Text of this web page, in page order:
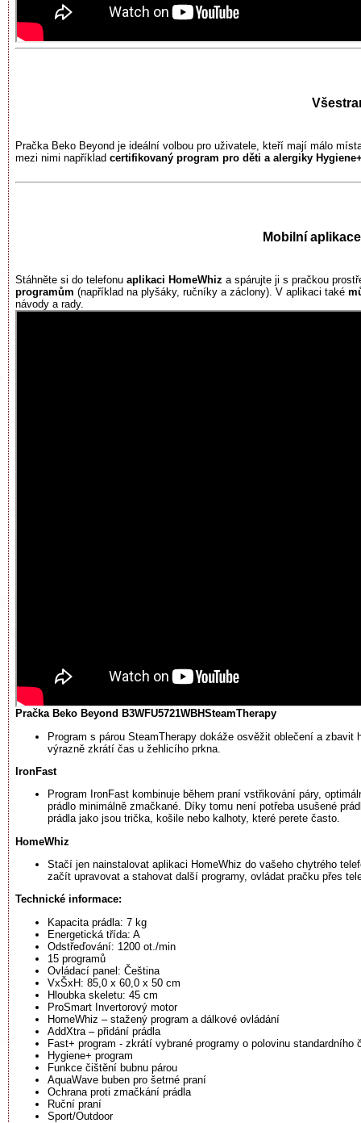
Pračka Beko Beyond je ideální volbou pro uživatele, kteří mají málo
mezi nimi například certifikovaný program pro děti a alergiky
Mobilní
Stáhněte si do telefonu aplikaci HomeWhiz a spárujte ji s pračkou
programům (například na plyšáky, ručníky a záclony). V aplikaci také
návody a rady.
Pračka Beko Beyond B3WFU5721WBHSteamTherapy
Program s párou SteamTherapy dokáže osvěžit oblečení a
výrazně zkrátí čas u žehlicího prkna.
IronFast
Program IronFast kombinuje během praní vstřikování páry,
prádlo minimálně zmačkané. Díky tomu není potřeba usušené
prádla jako jsou trička, košile nebo kalhoty, které perete často.
HomeWhiz
Stačí jen nainstalovat aplikaci HomeWhiz do vašeho chytrého
začít upravovat a stahovat další programy, ovládat pračku přes
Technické informace:
Kapacita prádla: 7 kg
Energetická třída: A
Odstřeďování: 1200 ot./min
15 programů
Ovládací panel: Čeština
VxŠxH: 85,0 x 60,0 x 50 cm
Hloubka skeletu: 45 cm
ProSmart Invertorový motor
HomeWhiz – stažený program a dálkové ovládání
AddXtra – přidání prádla
Fast+ program - zkrátí vybrané programy o polovinu standardního
Hygiene+ program
Funkce čištění bubnu párou
AquaWave buben pro šetrné praní
Ochrana proti zmačkání prádla
Ruční praní
Sport/Outdoor